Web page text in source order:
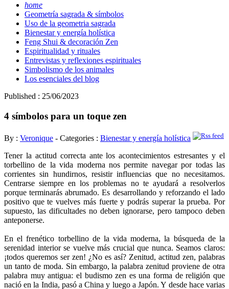
home
Geometría sagrada & símbolos
Uso de la geometria sagrada
Bienestar y energía holística
Feng Shui & decoración Zen
Espiritualidad y rituales
Entrevistas y reflexiones espirituales
Simbolismo de los animales
Los esenciales del blog
Published : 25/06/2023
4 símbolos para un toque zen
By : Veronique - Categories : Bienestar y energía holística
Tener la actitud correcta ante los acontecimientos estresantes y el
torbellino de la vida moderna nos permite navegar por todas las
corrientes sin hundirnos, resistir influencias que no necesitamos.
Centrarse siempre en los problemas no te ayudará a resolverlos
porque terminarás abrumado. Es desarrollando y reforzando el lado
positivo que te vuelves más fuerte y podrás superar la prueba. Por
supuesto, las dificultades no deben ignorarse, pero tampoco deben
anteponerse.
En el frenético torbellino de la vida moderna, la búsqueda de la
serenidad interior se vuelve más crucial que nunca. Seamos claros:
¡todos queremos ser zen! ¿No es así? Zenitud, actitud zen, palabras
un tanto de moda. Sin embargo, la palabra zenitud proviene de otra
palabra muy antigua: el budismo zen es una forma de religión que
nació en la India, pasó a China y luego a Japón. Y desde hace varias